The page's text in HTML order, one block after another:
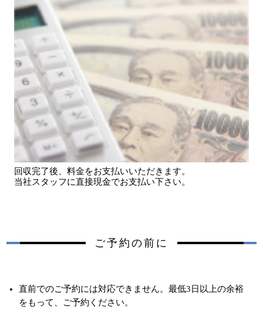
回収完了後、料金をお支払いいただきます。
当社スタッフに直接現金でお支払い下さい。
ご予約の前に
直前でのご予約には対応できません。最低3日以上の余裕
をもって、ご予約ください。